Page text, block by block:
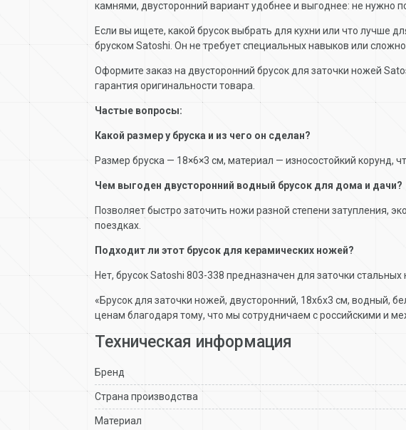
камнями, двусторонний вариант удобнее и выгоднее: не нужно
Если вы ищете, какой брусок выбрать для кухни или что лучше
бруском Satoshi. Он не требует специальных навыков или
Оформите заказ на двусторонний брусок для заточки ножей
гарантия оригинальности товара.
Частые вопросы:
Какой размер у бруска и из чего он сделан?
Размер бруска — 18×6×3 см, материал — износостойкий корунд,
Чем выгоден двусторонний водный брусок для дома и дачи?
Позволяет быстро заточить ножи разной степени затупления,
поездках.
Подходит ли этот брусок для керамических ножей?
Нет, брусок Satoshi 803-338 предназначен для заточки
«Брусок для заточки ножей, двусторонний, 18х6х3 см, водный,
ценам благодаря тому, что мы сотрудничаем с российскими и
Техническая информация
Бренд
Страна производства
Материал